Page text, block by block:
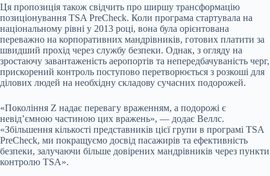
Ця пропозиція також свідчить про ширшу трансформацію
позиціонування TSA PreCheck. Коли програма стартувала на
національному рівні у 2013 році, вона була орієнтована
переважно на корпоративних мандрівників, готових платити за
швидший прохід через службу безпеки. Однак, з огляду на
зростаючу завантаженість аеропортів та непередбачуваність черг,
прискорений контроль поступово перетворюється з розкоші для
ділових людей на необхідну складову сучасних подорожей.
«Покоління Z надає перевагу враженням, а подорожі є
невід’ємною частиною цих вражень», — додає Веллс.
«Збільшення кількості представників цієї групи в програмі TSA
PreCheck, ми покращуємо досвід пасажирів та ефективність
безпеки, залучаючи більше довірених мандрівників через пункти
контролю TSA».